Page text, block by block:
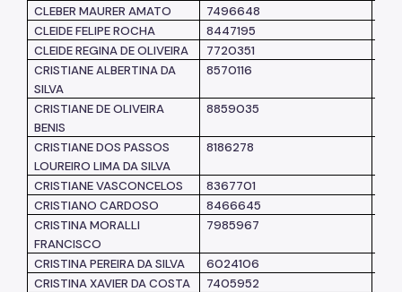
CLEBER MAURER AMATO
7496648
CLEIDE FELIPE ROCHA
8447195
CLEIDE REGINA DE OLIVEIRA
7720351
CRISTIANE ALBERTINA DA
SILVA
8570116
CRISTIANE DE OLIVEIRA
BENIS
8859035
CRISTIANE DOS PASSOS
LOUREIRO LIMA DA SILVA
8186278
CRISTIANE VASCONCELOS 8367701
CRISTIANO CARDOSO
8466645
CRISTINA MORALLI
FRANCISCO
7985967
CRISTINA PEREIRA DA SILVA 6024106
CRISTINA XAVIER DA COSTA
7405952